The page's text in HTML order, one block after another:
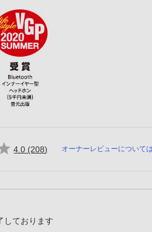
5つの星のうち
4.0 (208件のレビュー
) オーナーレビューについて
しております